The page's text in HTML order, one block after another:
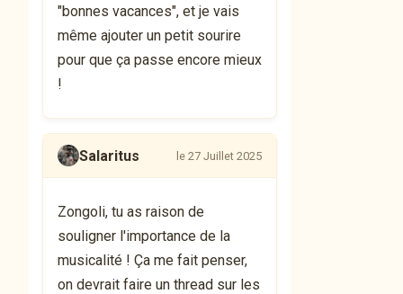
"bonnes vacances", et je vais
même ajouter un petit sourire
pour que ça passe encore mieux
!
Salaritus le 27 Juillet 2025
Zongoli, tu as raison de
souligner l'importance de la
musicalité ! Ça me fait penser,
on devrait faire un thread sur les